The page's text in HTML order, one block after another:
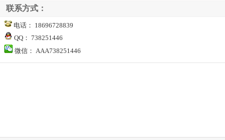
联系方式：
电话： 18696728839
QQ： 738251446
微信： AAA738251446